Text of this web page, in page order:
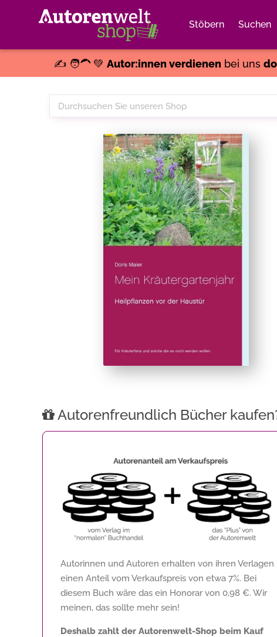
Stöbern Suchen
✍️ 🧑‍🦱 💚 Autor:innen verdienenbei uns
Durchsuchen
Sie
Autorenfreundlich Bücher
Autorinnen und Autoren erhalten von ihren Verlagen
einen Anteil vom Verkaufspreis von etwa 7%. Bei
diesem Buch wäre das ein Honorar von 0,98 €. Wir
meinen, das sollte mehr sein!
Deshalb zahlt der Autorenwelt-Shop beim Kauf